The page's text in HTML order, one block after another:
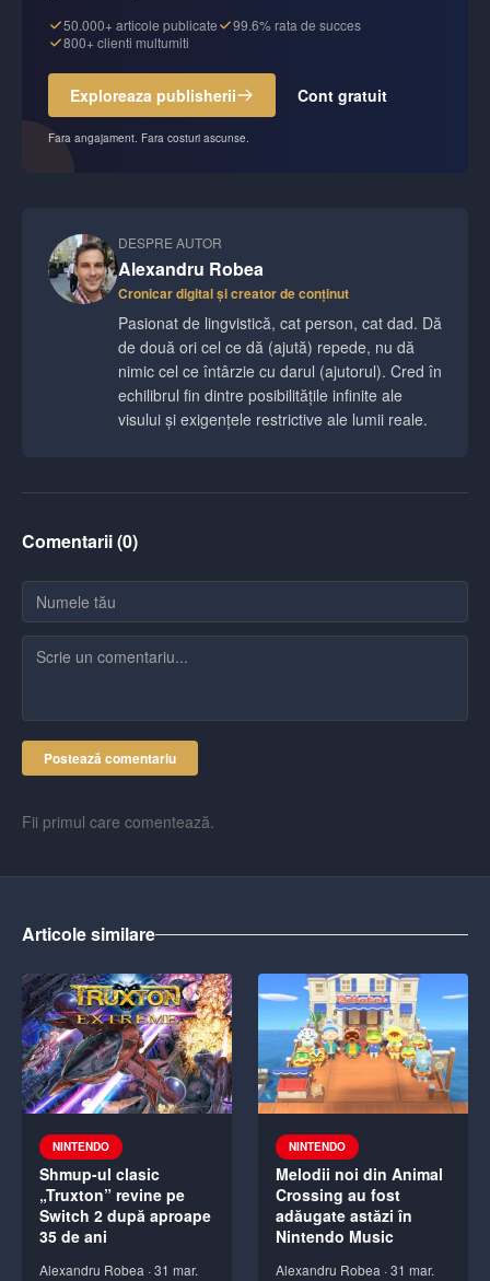
50.000+ articole publicate
99.6% rata de succes
800+ clienti multumiti
Exploreaza publisherii Cont gratuit
Fara angajament. Fara costuri ascunse.
DESPRE AUTOR
Alexandru Robea
Cronicar digital și creator de conținut
Pasionat de lingvistică, cat person, cat dad. Dă
de două ori cel ce dă (ajută) repede, nu dă
nimic cel ce întârzie cu darul (ajutorul). Cred în
echilibrul fin dintre posibilitățile infinite ale
visului și exigențele restrictive ale lumii reale.
Comentarii (0)
Postează comentariu
Fii primul care comentează.
Articole similare
NINTENDO
Shmup-ul clasic
„Truxton” revine pe
Switch 2 după aproape
35 de ani
Alexandru Robea ·31 mar.
NINTENDO
Melodii noi din Animal
Crossing au fost
adăugate astăzi în
Nintendo Music
Alexandru Robea ·31 mar.